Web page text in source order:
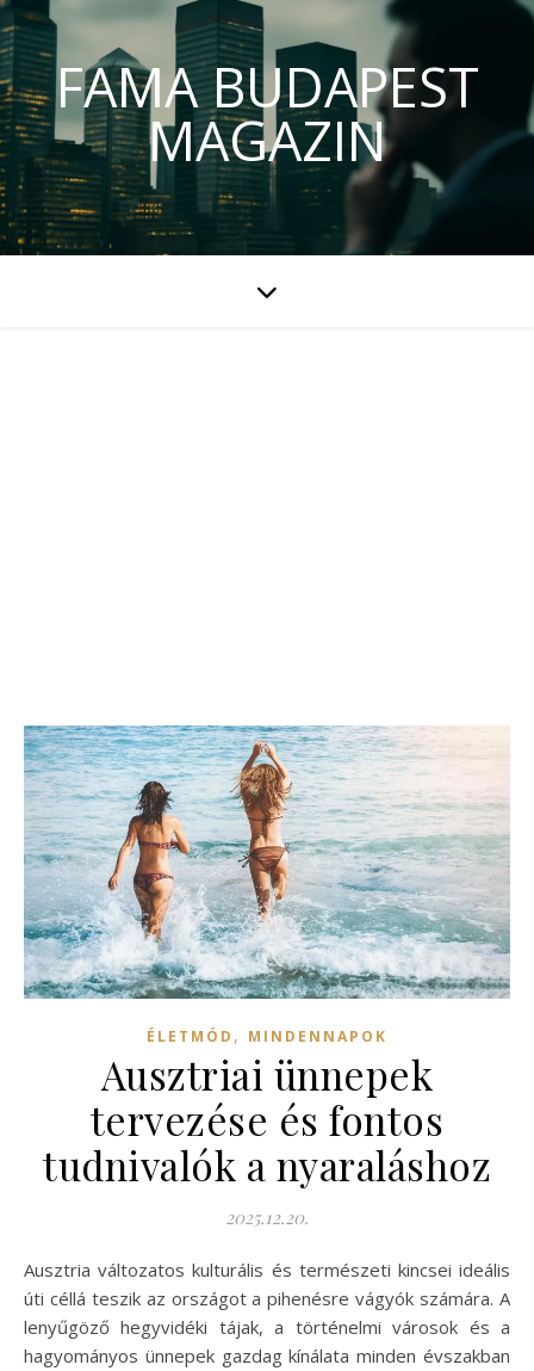
FAMA BUDAPEST
MAGAZIN
ÉLETMÓD , MINDENNAPOK
Ausztriai ünnepek
tervezése és fontos
tudnivalók a nyaraláshoz
2025.12.20.
Ausztria változatos kulturális és természeti kincsei ideális
úti céllá teszik az országot a pihenésre vágyók számára. A
lenyűgöző hegyvidéki tájak, a történelmi városok és a
hagyományos ünnepek gazdag kínálata minden évszakban